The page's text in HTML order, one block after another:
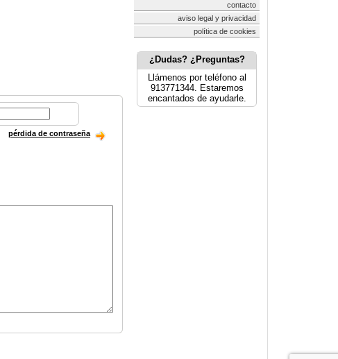
pérdida de contraseña
contacto
aviso legal y privacidad
política de cookies
¿Dudas? ¿Preguntas?
Llámenos por teléfono al
913771344. Estaremos
encantados de ayudarle.